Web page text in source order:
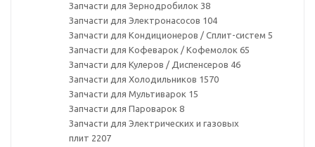
Запчасти для Зернодробилок 38
Запчасти для Электронасосов 104
Запчасти для Кондиционеров / Сплит-систем 5
Запчасти для Кофеварок / Кофемолок 65
Запчасти для Кулеров / Диспенсеров 46
Запчасти для Холодильников 1570
Запчасти для Мультиварок 15
Запчасти для Пароварок 8
Запчасти для Электрических и газовых
плит 2207